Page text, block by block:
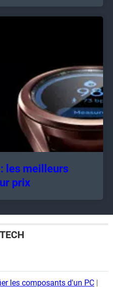
les meilleurs
prix
les composants d'un PC